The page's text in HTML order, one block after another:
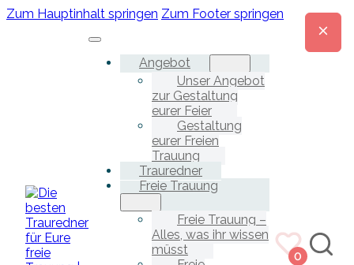
Zum Hauptinhalt springen Zum Footer springen
Angebot
Unser Angebot
zur Gestaltung
eurer Feier
Gestaltung
eurer Freien
Trauung
Trauredner
Freie Trauung
Freie Trauung –
Alles, was ihr wissen
müsst
0